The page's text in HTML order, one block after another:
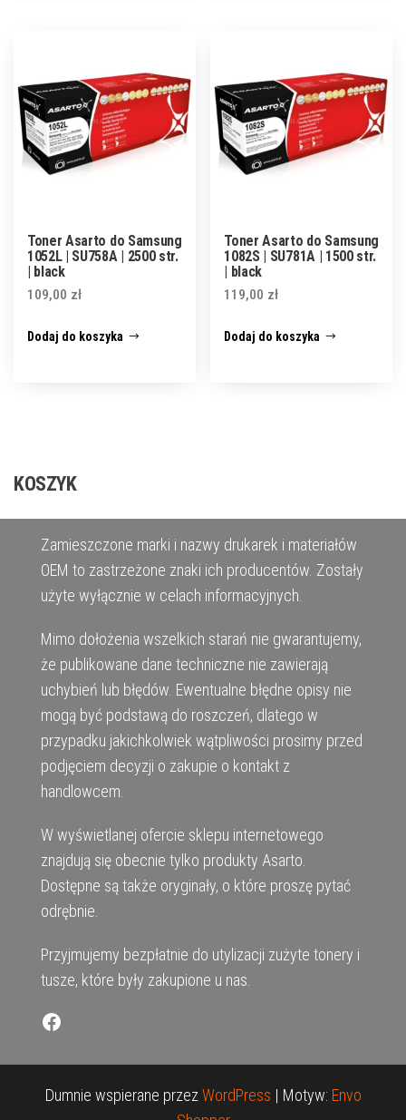
Toner Asarto do Samsung
1052L | SU758A | 2500 str.
| black
109,00 zł
Dodaj do koszyka
Toner Asarto do Samsung
1082S | SU781A | 1500 str.
| black
119,00 zł
Dodaj do koszyka
KOSZYK
Zamieszczone marki i nazwy drukarek i materiałów
OEM to zastrzeżone znaki ich producentów. Zostały
użyte wyłącznie w celach informacyjnych.
Mimo dołożenia wszelkich starań nie gwarantujemy,
że publikowane dane techniczne nie zawierają
uchybień lub błędów. Ewentualne błędne opisy nie
mogą być podstawą do roszczeń, dlatego w
przypadku jakichkolwiek wątpliwości prosimy przed
podjęciem decyzji o zakupie o kontakt z
handlowcem.
W wyświetlanej ofercie sklepu internetowego
znajdują się obecnie tylko produkty Asarto.
Dostępne są także oryginały, o które proszę pytać
odrębnie.
Przyjmujemy bezpłatnie do utylizacji zużyte tonery i
tusze, które były zakupione u nas.
Facebook
Dumnie wspierane przez WordPress | Motyw: Envo